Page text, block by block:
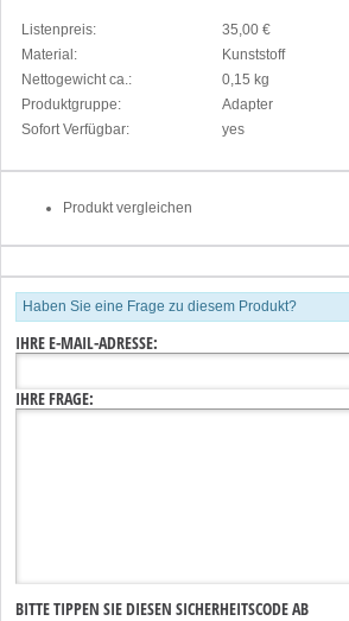
Listenpreis:
35,00 €
Material:
Kunststoff
Nettogewicht ca.:
0,15 kg
Produktgruppe:
Adapter
Sofort Verfügbar:
yes
Produkt vergleichen
Haben Sie eine Frage zu diesem Produkt?
IHRE E-MAIL-ADRESSE:
IHRE FRAGE:
BITTE TIPPEN SIE DIESEN SICHERHEITSCODE AB